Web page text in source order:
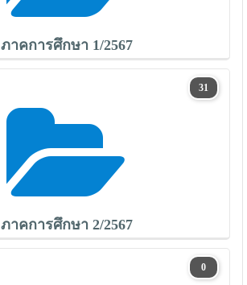
ภาคการศึกษา 1/2567
31
ภาคการศึกษา 2/2567
0